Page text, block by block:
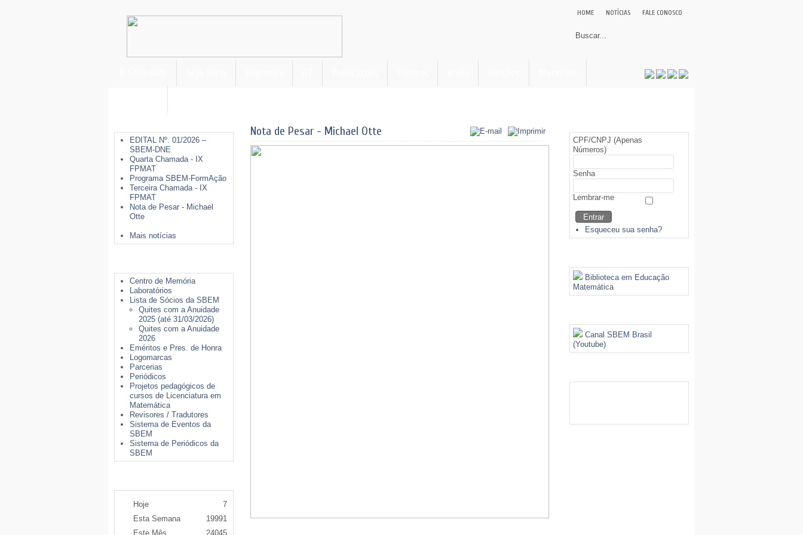
HOME NOTÍCIAS FALE CONOSCO
EDITAL Nº. 01/2026 –
SBEM-DNE
Quarta Chamada - IX
FPMAT
Programa SBEM-FormAção
Terceira Chamada - IX
FPMAT
Nota de Pesar - Michael
Otte
Mais notícias
Centro de Memória
Laboratórios
Lista de Sócios da SBEM
Quites com a Anuidade
2025 (até 31/03/2026)
Quites com a Anuidade
2026
Eméritos e Pres. de Honra
Logomarcas
Parcerias
Periódicos
Projetos pedagógicos de
cursos de Licenciatura em
Matemática
Revisores / Tradutores
Sistema de Eventos da
SBEM
Sistema de Periódicos da
SBEM
Hoje
Esta Semana
Este Mês
7
19991
24045
Nota de Pesar - Michael Otte
CPF/CNPJ (Apenas
Números)
Senha
Lembrar-me
Esqueceu sua senha?
Biblioteca em Educação
Matemática
Canal SBEM Brasil
(Youtube)